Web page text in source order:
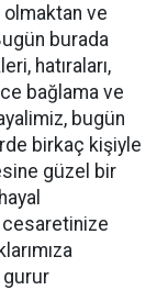
olmaktan ve
burada
hatıraları,
bağlama ve
bugün
birkaç kişiyle
güzel bir
cesaretinize
gurur